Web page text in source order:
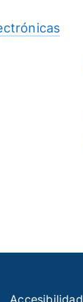
Accesibilidad